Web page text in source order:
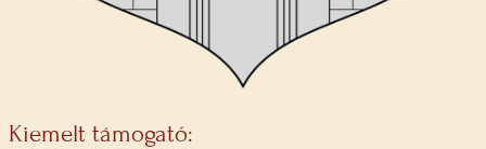
Kiemelt támogató: